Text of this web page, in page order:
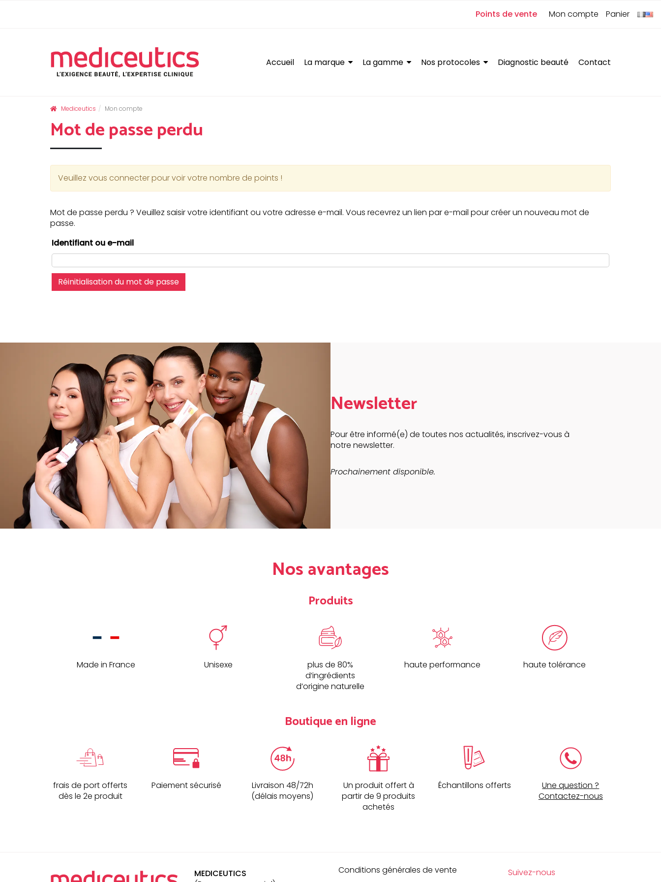
Points de vente Mon compte Panier 0
Menu
Accueil La marque La gamme Nos protocoles Diagnostic beauté Contact
Mediceutics Mon compte
Mot de passe perdu
Veuillez vous connecter pour voir votre nombre de points !
Mot de passe perdu ? Veuillez saisir votre identifiant ou votre adresse e-mail. Vous recevrez un lien par e-mail pour créer un nouveau mot de
passe.
Identifiant ou e-mail
Réinitialisation du mot de passe
Newsletter
Pour être informé(e) de toutes nos actualités, inscrivez-vous à
notre newsletter.
Prochainement disponible.
Nos avantages
Produits
Made in France Unisexe
plus de 80%
d’ingrédients
d’origine naturelle
haute performance haute tolérance
Boutique en ligne
frais de port offerts
dès le 2e produit
Paiement sécurisé
Livraison 48/72h
(délais moyens)
Un produit offert à
partir de 9 produits
achetés
Échantillons offerts
Une question ?
Contactez-nous
MEDICEUTICS
secondaire
Conditions générales de vente
Suivez-nous